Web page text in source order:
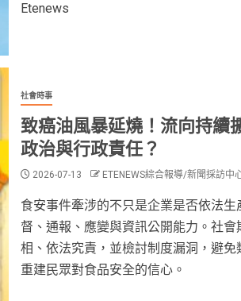
Etenews
社會時事
致癌油風暴延燒！流向持
政治與行政責任？
2026-07-13 ETENEWS綜合報導/新聞採訪中
食安事件牽涉的不只是企業是否依法
督、通報、應變與資訊公開能力。社
相、依法究責，並檢討制度漏洞，避免
重建民眾對食品安全的信心。